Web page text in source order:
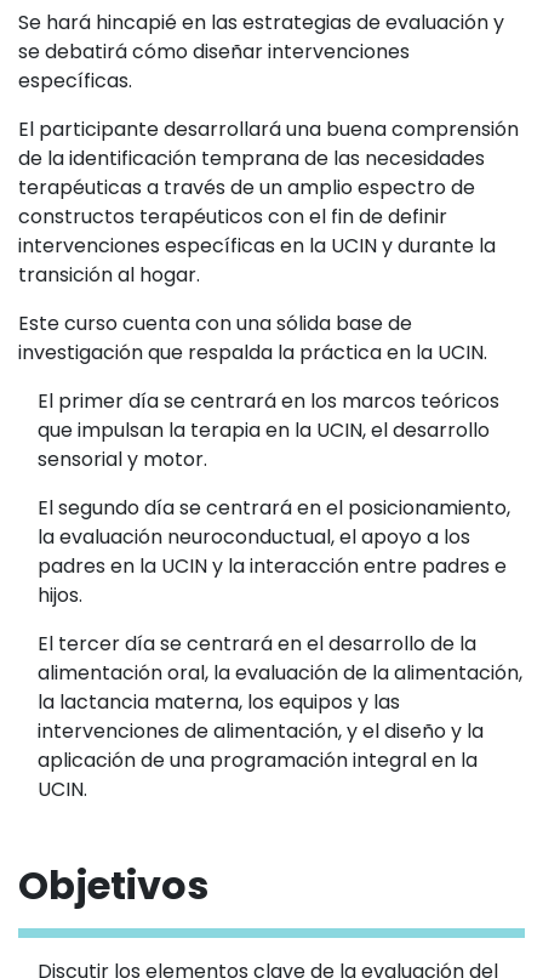
Se hará hincapié en las estrategias de evaluación y
se debatirá cómo diseñar intervenciones
específicas.
El participante desarrollará una buena comprensión
de la identificación temprana de las necesidades
terapéuticas a través de un amplio espectro de
constructos terapéuticos con el fin de definir
intervenciones específicas en la UCIN y durante la
transición al hogar.
Este curso cuenta con una sólida base de
investigación que respalda la práctica en la UCIN.
El primer día se centrará en los marcos teóricos
que impulsan la terapia en la UCIN, el desarrollo
sensorial y motor.
El segundo día se centrará en el posicionamiento,
la evaluación neuroconductual, el apoyo a los
padres en la UCIN y la interacción entre padres e
hijos.
El tercer día se centrará en el desarrollo de la
alimentación oral, la evaluación de la alimentación,
la lactancia materna, los equipos y las
intervenciones de alimentación, y el diseño y la
aplicación de una programación integral en la
UCIN.
Objetivos
Discutir los elementos clave de la evaluación del